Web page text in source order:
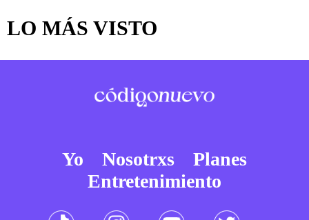
LO MÁS VISTO
Yo Nosotrxs
Planes
Entretenimiento